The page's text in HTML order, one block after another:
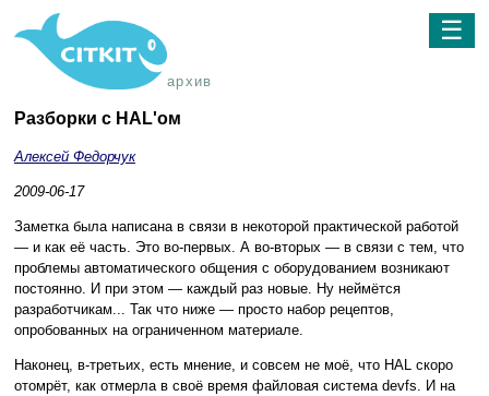
архив
☰
Разборки с HAL'ом
Алексей Федорчук
2009-06-17
Заметка была написана в связи в некоторой практической работой
— и как её часть. Это во-первых. А во-вторых — в связи с тем, что
проблемы автоматического общения с оборудованием возникают
постоянно. И при этом — каждый раз новые. Ну неймётся
разработчикам... Так что ниже — просто набор рецептов,
опробованных на ограниченном материале.
Наконец, в-третьих, есть мнение, и совсем не моё, что HAL скоро
отомрёт, как отмерла в своё время файловая система devfs. И на